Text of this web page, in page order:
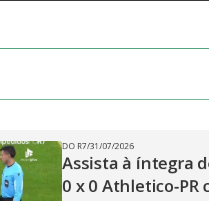
DO R7/31/07/2026
Assista à íntegra
0 x 0 Athletico-PR